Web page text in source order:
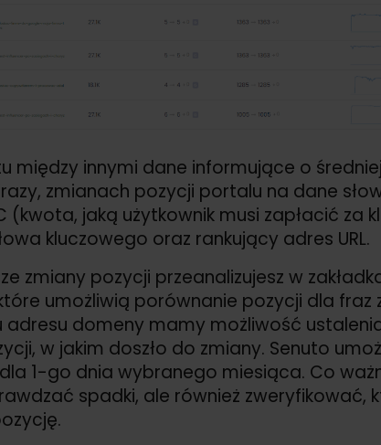
między innymi dane informujące o
zmianach pozycji portalu na dane
(kwota, jaką użytkownik musi zapłacić za
kluczowego oraz rankujący adres URL.
zmiany pozycji przeanalizujesz w
umożliwią porównanie pozycji dla fraz
adresu domeny mamy możliwość
w jakim doszło do zmiany. Senuto
1-go dnia wybranego miesiąca. Co
spadki, ale również zweryfikować,